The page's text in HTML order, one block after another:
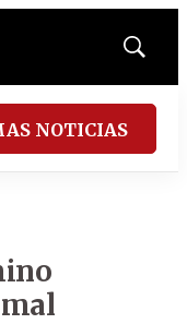
Mostrar
NOTICIAS
mal